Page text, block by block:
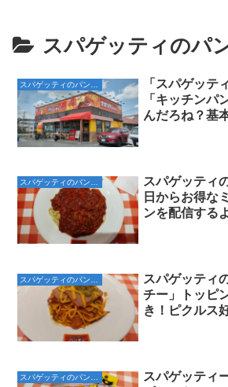
スパゲッティのパ
スパゲッティのパンチョ
「スパゲッテ
「キッチンパ
んだろね？基
スパゲッティ
日からお得な
ンを配信する
スパゲッティ
チー」トッピ
き！ピクルス
スパゲッティ